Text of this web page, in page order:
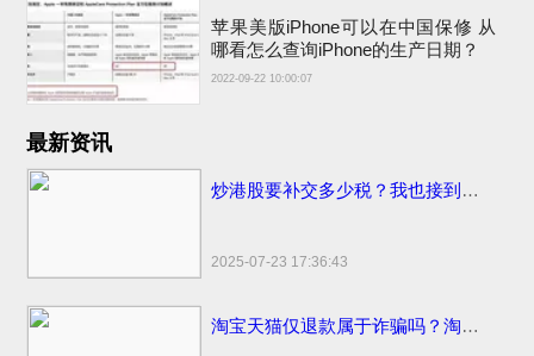
苹果美版iPhone可以在中国保修 从
哪看怎么查询iPhone的生产日期？
2022-09-22 10:00:07
最新资讯
炒港股要补交多少税？我也接到催交补税特别行动的电话了
2025-07-23 17:36:43
淘宝天猫仅退款属于诈骗吗？淘宝天猫开始部分取消仅退款